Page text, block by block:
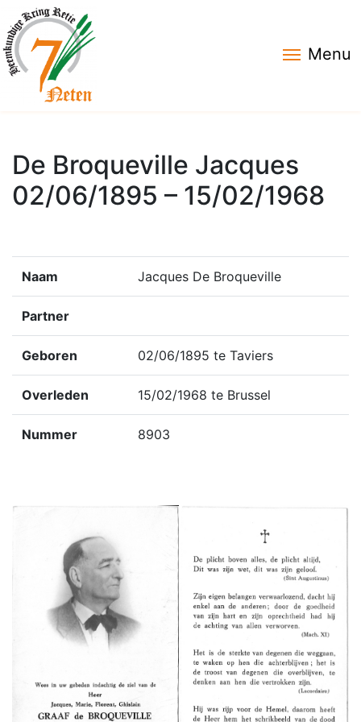
Menu
De Broqueville Jacques
02/06/1895 – 15/02/1968
Naam Jacques De Broqueville
Partner
Geboren 02/06/1895 te Taviers
Overleden 15/02/1968 te Brussel
Nummer 8903